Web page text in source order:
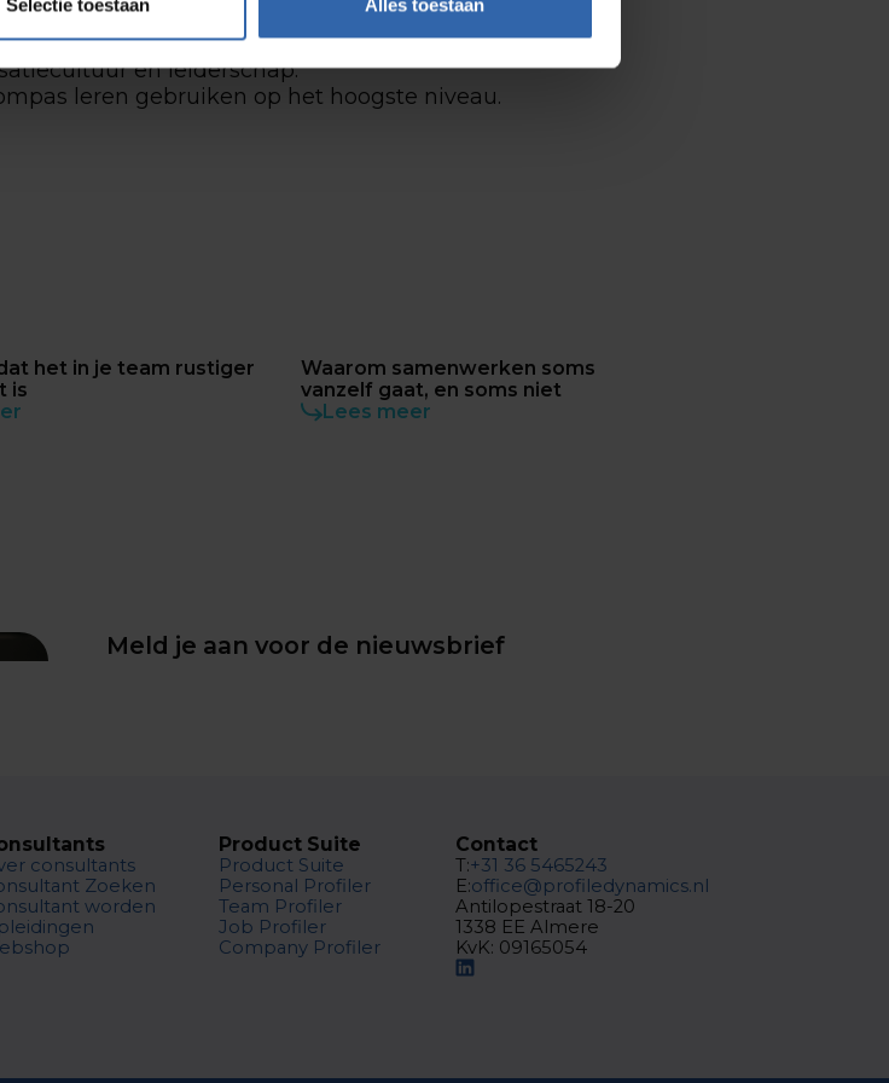
Selectie toestaan Alles toestaan
en leiderschap.
leren gebruiken op het hoogste niveau.
het in je team rustiger
is
Waarom samenwerken soms
vanzelf gaat, en soms niet
Lees meer
Meld je aan voor de nieuwsbrief
consultants
Zoeken
worden
Product Suite
Product Suite
Personal Profiler
Team Profiler
Job Profiler
Company Profiler
Contact
T:+31 36 5465243
E:office@profiledynamics.nl
Antilopestraat 18-20
1338 EE Almere
KvK: 09165054